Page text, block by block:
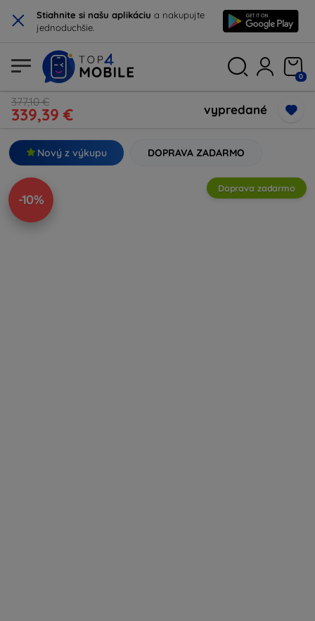
× Stiahnite si našu aplikáciu a nakupujte
jednoduchšie.
0
377,10 €
339,39 € vypredané
Nový z výkupu DOPRAVA ZADARMO
-10%
Doprava zadarmo